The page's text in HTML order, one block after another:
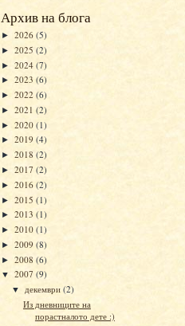
Архив на блога
► 2026 (5)
► 2025 (2)
► 2024 (7)
► 2023 (6)
► 2022 (6)
► 2021 (2)
► 2020 (1)
► 2019 (4)
► 2018 (2)
► 2017 (2)
► 2016 (2)
► 2015 (1)
► 2013 (1)
► 2010 (1)
► 2009 (8)
► 2008 (6)
▼ 2007 (9)
▼ декември(2)
Из дневниците на
порастналото дете :)